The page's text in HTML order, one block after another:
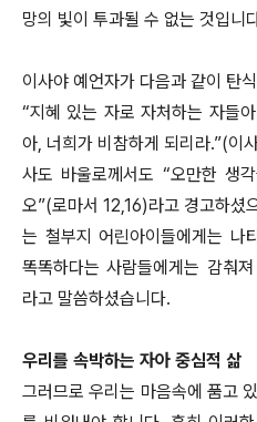
망의 빛이 투과될 수 없는 것입니
이사야 예언자가 다음과 같이 탄
“지혜 있는 자로 자처하는 자들
아, 너희가 비참하게 되리라.”(이
사도 바울로께서도 “오만한 생
오”(로마서 12,16)라고 경고하셨
는 철부지 어린아이들에게는 나
똑똑하다는 사람들에게는 감춰
라고 말씀하셨습니다.
우리를 속박하는 자아 중심적 삶
그러므로 우리는 마음속에 품고